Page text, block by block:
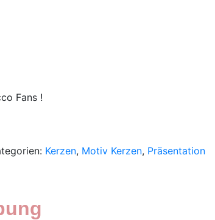
Fans !
Kerzen, Motiv Kerzen, Präsentation